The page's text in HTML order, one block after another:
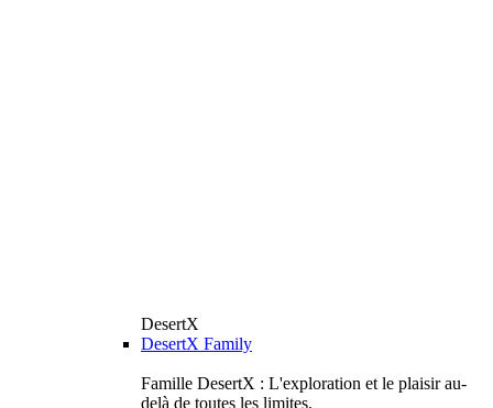
DesertX
DesertX Family
Famille DesertX : L'exploration et le plaisir au-
delà de toutes les limites.